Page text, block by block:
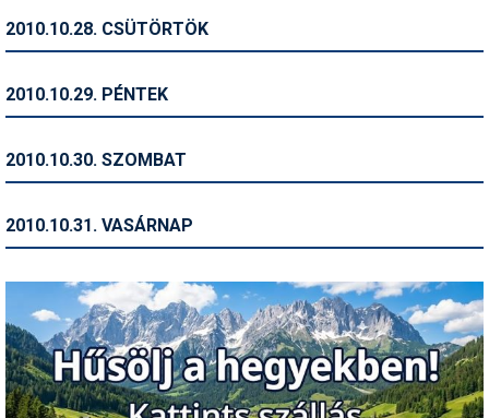
2010.10.28. CSÜTÖRTÖK
2010.10.29. PÉNTEK
2010.10.30. SZOMBAT
2010.10.31. VASÁRNAP